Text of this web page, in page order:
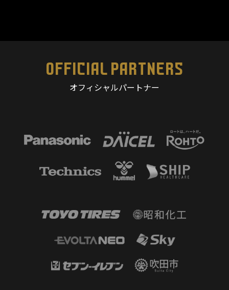
OFFICIAL PARTNERS
オフィシャルパートナー